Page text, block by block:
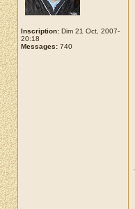
Inscription: Dim 21 Oct, 2007-
20:18
Messages: 740